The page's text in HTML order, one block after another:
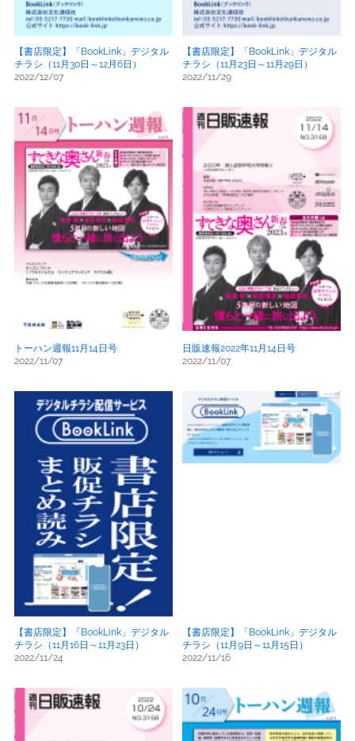
【書店限定】「BookLink」デジタル
チラシ（11月30日～12月6日）
2022/12/07
【書店限定】「BookLink」デジタル
チラシ（11月23日～11月29日）
2022/11/29
トーハン週報11月14日号
2022/11/07
日販速報2022年11月14日号
2022/11/07
【書店限定】「BookLink」デジタル
チラシ（11月16日～11月23日）
2022/11/24
【書店限定】「BookLink」デジタル
チラシ（11月9日～11月15日）
2022/11/16